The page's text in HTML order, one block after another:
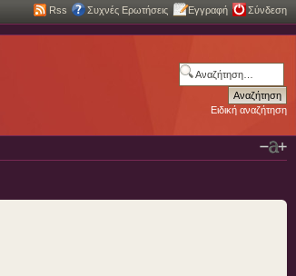
Rss Συχνές Ερωτήσεις Εγγραφή Σύνδεση
Ειδική αναζήτηση